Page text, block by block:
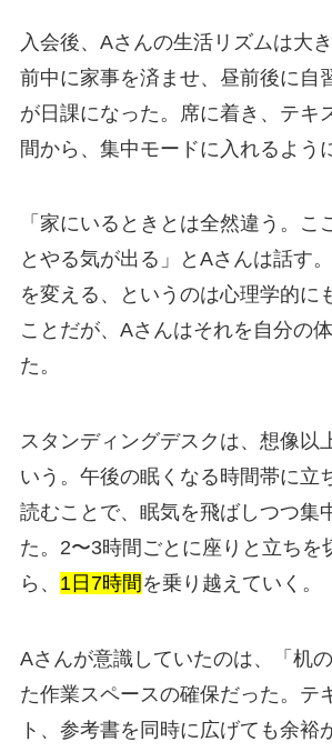
入会後、Aさんの生活リズムは大
前中に家事を済ませ、昼前後に自
が日課になった。席に着き、テキ
間から、集中モードに入れるよう
「家にいるときとは全然違う。こ
とやる気が出る」とAさんは話す
を変える、というのは心理学的に
ことだが、Aさんはそれを自分の
た。
スタンディングデスクは、想像以
いう。午後の眠くなる時間帯に立
読むことで、眠気を飛ばしつつ集
た。2〜3時間ごとに座りと立ちを
ら、 1日7時間 を乗り越えていく。
Aさんが意識していたのは、「机
た作業スペースの確保だった。テ
ト、参考書を同時に広げても余裕